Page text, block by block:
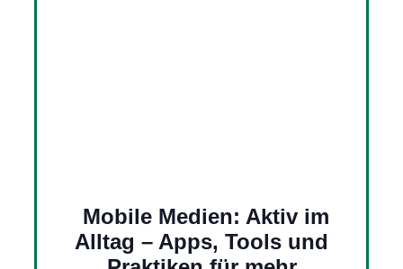
Mobile Medien: Aktiv im
Alltag – Apps, Tools und